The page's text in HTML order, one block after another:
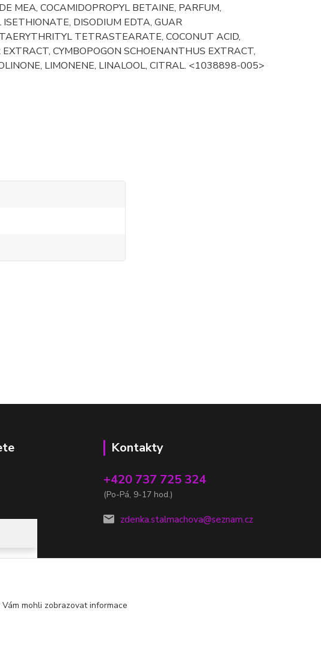
MEA, COCAMIDOPROPYL BETAINE, PARFUM,
ISETHIONATE, DISODIUM EDTA, GUAR
TETRASTEARATE, COCONUT ACID,
CYMBOPOGON SCHOENANTHUS EXTRACT,
LIMONENE, LINALOOL, CITRAL. <1038898-005>
Kontakty
+420 737 725 324
(Po-Pá, 9-17 hod.)
zdenka.stalmachova@seznam.cz
mohli zobrazovat informace